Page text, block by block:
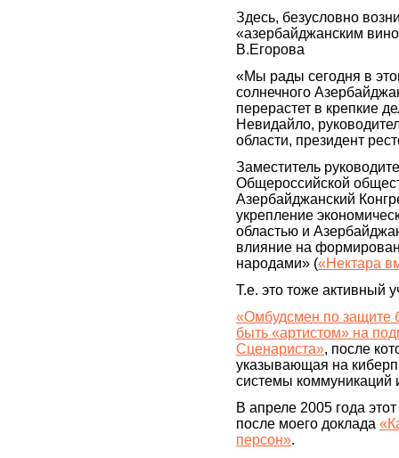
Здесь, безусловно
«азербайджанским
В.Егорова
«Мы рады сегодня в
солнечного
перерастет в крепкие
Невидайло,
области, президент
Заместитель
Общероссийской
Азербайджанский
укрепление
областью и
влияние на
народами» («Нектара
Т.е. это тоже активный
«Омбудсмен по защите
быть «артистом» на
Сценариста», после
указывающая на
системы коммуникаций
В апреле 2005 года
после моего доклада
персон».